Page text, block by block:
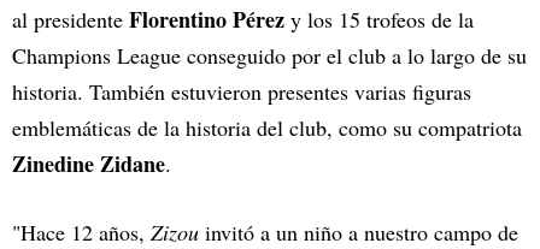
al presidente Florentino Pérez y los 15 trofeos de la
Champions League conseguido por el club a lo largo de su
historia. También estuvieron presentes varias figuras
emblemáticas de la historia del club, como su compatriota
Zinedine Zidane.
"Hace 12 años, Zizou invitó a un niño a nuestro campo de